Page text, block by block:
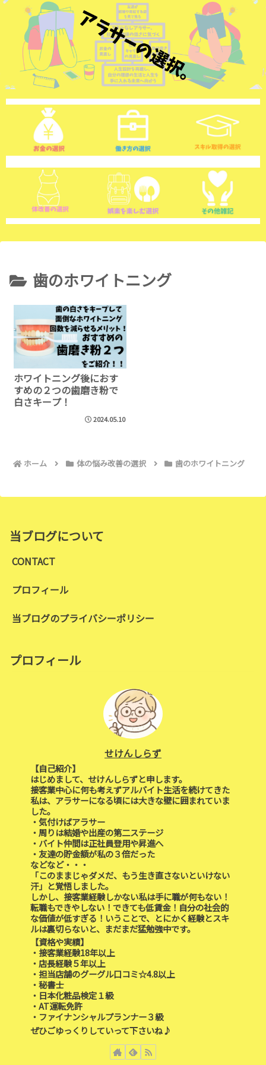
歯のホワイトニング
ホワイトニング後におす
すめの２つの歯磨き粉で
白さキープ！
2024.05.10
ホーム 体の悩み改善の選択 歯のホワイトニング
当ブログについて
CONTACT
プロフィール
当ブログのプライバシーポリシー
プロフィール
せけんしらず
【自己紹介】
はじめまして、せけんしらずと申します。
接客業中心に何も考えずアルバイト生活を続けてきた
私は、アラサーになる頃には大きな壁に囲まれていま
した。
・気付けばアラサー
・周りは結婚や出産の第二ステージ
・バイト仲間は正社員登用や昇進へ
・友達の貯金額が私の３倍だった
などなど・・・
「このままじゃダメだ、もう生き直さないといけない
汗」と覚悟しました。
しかし、接客業経験しかない私は手に職が何もない！
転職もできやしない！できても低賃金！自分の社会的
な価値が低すぎる！いうことで、とにかく経験とスキ
ルは裏切らないと、まだまだ猛勉強中です。
【資格や実績】
・接客業経験18年以上
・店長経験５年以上
・担当店舗のグーグル口コミ☆4.8以上
・秘書士
・日本化粧品検定１級
・AT運転免許
・ファイナンシャルプランナー３級
ぜひごゆっくりしていって下さいね♪